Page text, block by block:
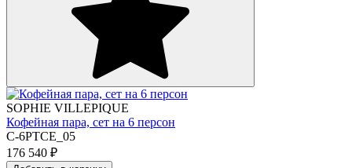
SOPHIE VILLEPIQUE
Кофейная пара, сет на 6 персон
C-6PTCE_05
176 540 ₽